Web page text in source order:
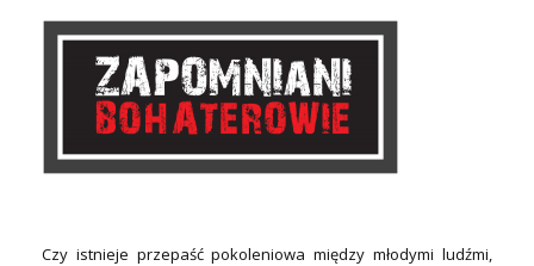
Czy istnieje przepaść pokoleniowa między młodymi ludźmi,